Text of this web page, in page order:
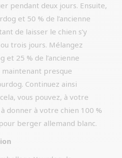
pendant deux jours. Ensuite,
et 50 % de l’ancienne
de laisser le chien s’y
trois jours. Mélangez
et 25 % de l’ancienne
presque
Continuez ainsi
vous pouvez, à votre
donner à votre chien 100 %
berger allemand blanc.